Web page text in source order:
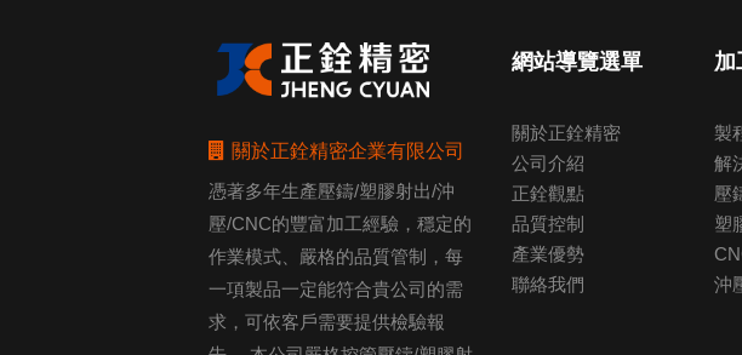
關於正銓精密企業有限公司
憑著多年生產壓鑄/塑膠射出/沖
壓/CNC的豐富加工經驗，穩定的
作業模式、嚴格的品質管制，每
一項製品一定能符合貴公司的需
求，可依客戶需要提供檢驗報
網站導覽選單
關於正銓精密
公司介紹
正銓觀點
品質控制
產業優勢
聯絡我們
加
製
解
壓
塑
沖